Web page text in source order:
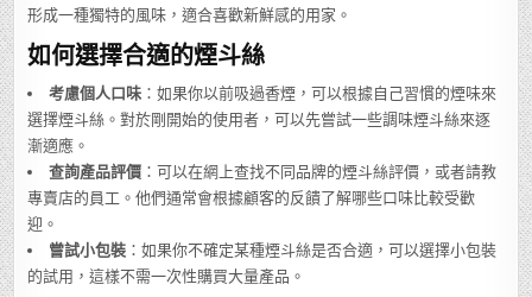
形成一種獨特的風味，適合喜歡新鮮感的用家。
如何選擇合適的煙斗絲
考慮個人口味 ：如果你以前吸過香煙，可以根據自己習慣的煙味來
選擇煙斗絲。對於剛開始的使用者，可以先嘗試一些調味煙斗絲來逐
漸適應。
查詢產品評價 ：可以在網上查找不同品牌的煙斗絲評價，或者請教
專賣店的員工。他們通常會根據顧客的反饋了解哪些口味比較受歡
迎。
嘗試小包裝 ：如果你不確定某種煙斗絲是否合適，可以選擇小包裝
的試用，這樣不需一次性購買大量產品。